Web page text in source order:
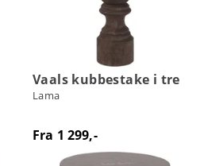
Vaals kubbestake i tre
Lama
Fra 1 299,-